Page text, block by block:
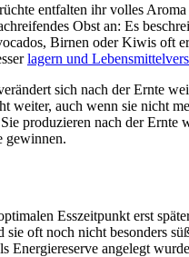
entfalten ihr volles
Obst an: Es
Birnen oder Kiwis oft
lagern und
sich nach der Ernte
auch wenn sie nicht
produzieren nach der
gewinnen.
Esszeitpunkt erst
oft noch nicht besonders
angelegt